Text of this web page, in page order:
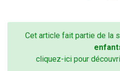
Cet article fait partie de la
cliquez-ici pour